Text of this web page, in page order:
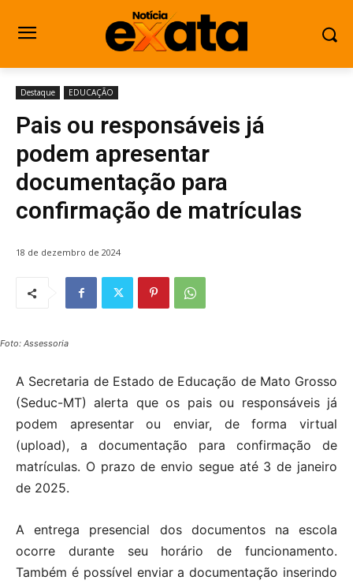
Destaque EDUCAÇÃO
Pais ou responsáveis já
podem apresentar
documentação para
confirmação de matrículas
18 de dezembro de 2024
Foto: Assessoria
A Secretaria de Estado de Educação de Mato Grosso
(Seduc-MT) alerta que os pais ou responsáveis já
podem apresentar ou enviar, de forma virtual
(upload), a documentação para confirmação de
matrículas. O prazo de envio segue até 3 de janeiro
de 2025.
A entrega presencial dos documentos na escola
ocorre durante seu horário de funcionamento.
Também é possível enviar a documentação inserindo